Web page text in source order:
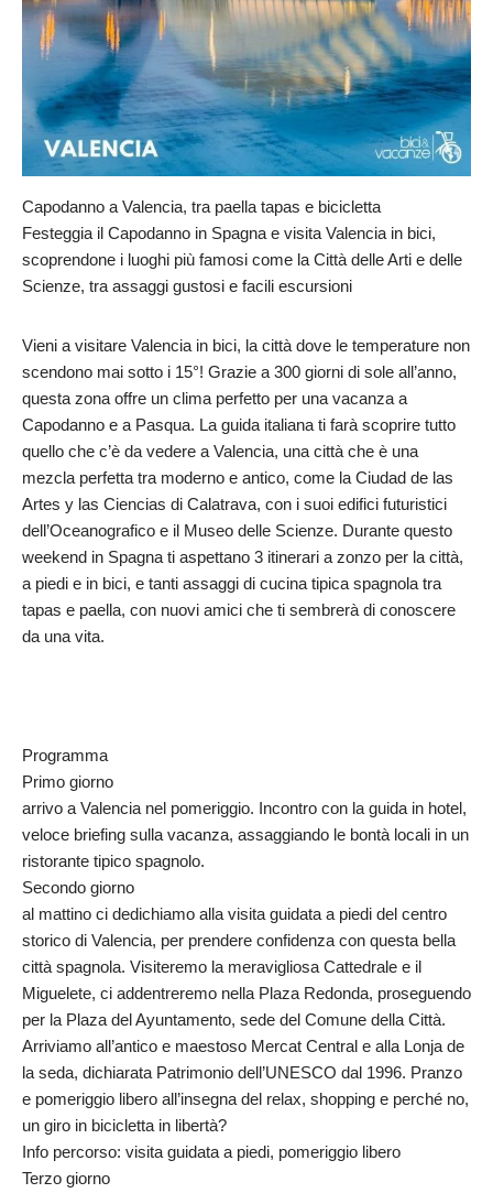
Capodanno a Valencia, tra paella tapas e bicicletta
Festeggia il Capodanno in Spagna e visita Valencia in bici,
scoprendone i luoghi più famosi come la Città delle Arti e delle
Scienze, tra assaggi gustosi e facili escursioni
Vieni a visitare Valencia in bici, la città dove le temperature non
scendono mai sotto i 15°! Grazie a 300 giorni di sole all’anno,
questa zona offre un clima perfetto per una vacanza a
Capodanno e a Pasqua. La guida italiana ti farà scoprire tutto
quello che c’è da vedere a Valencia, una città che è una
mezcla perfetta tra moderno e antico, come la Ciudad de las
Artes y las Ciencias di Calatrava, con i suoi edifici futuristici
dell’Oceanografico e il Museo delle Scienze. Durante questo
weekend in Spagna ti aspettano 3 itinerari a zonzo per la città,
a piedi e in bici, e tanti assaggi di cucina tipica spagnola tra
tapas e paella, con nuovi amici che ti sembrerà di conoscere
da una vita.
Programma
Primo giorno
arrivo a Valencia nel pomeriggio. Incontro con la guida in hotel,
veloce briefing sulla vacanza, assaggiando le bontà locali in un
ristorante tipico spagnolo.
Secondo giorno
al mattino ci dedichiamo alla visita guidata a piedi del centro
storico di Valencia, per prendere confidenza con questa bella
città spagnola. Visiteremo la meravigliosa Cattedrale e il
Miguelete, ci addentreremo nella Plaza Redonda, proseguendo
per la Plaza del Ayuntamento, sede del Comune della Città.
Arriviamo all’antico e maestoso Mercat Central e alla Lonja de
la seda, dichiarata Patrimonio dell’UNESCO dal 1996. Pranzo
e pomeriggio libero all’insegna del relax, shopping e perché no,
un giro in bicicletta in libertà?
Info percorso: visita guidata a piedi, pomeriggio libero
Terzo giorno